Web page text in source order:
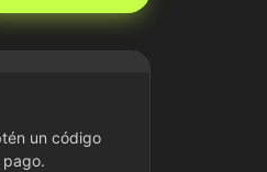
un código
pago.